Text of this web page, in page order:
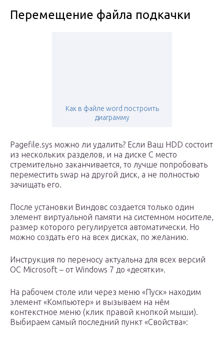
Перемещение файла подкачки
Как в файле word построить
диаграмму
Pagefile.sys можно ли удалить? Если Ваш HDD состоит
из нескольких разделов, и на диске С место
стремительно заканчивается, то лучше попробовать
переместить swap на другой диск, а не полностью
зачищать его.
После установки Виндовс создается только один
элемент виртуальной памяти на системном носителе,
размер которого регулируется автоматически. Но
можно создать его на всех дисках, по желанию.
Инструкция по переносу актуальна для всех версий
ОС Microsoft – от Windows 7 до «десятки».
На рабочем столе или через меню «Пуск» находим
элемент «Компьютер» и вызываем на нём
контекстное меню (клик правой кнопкой мыши).
Выбираем самый последний пункт «Свойства»: